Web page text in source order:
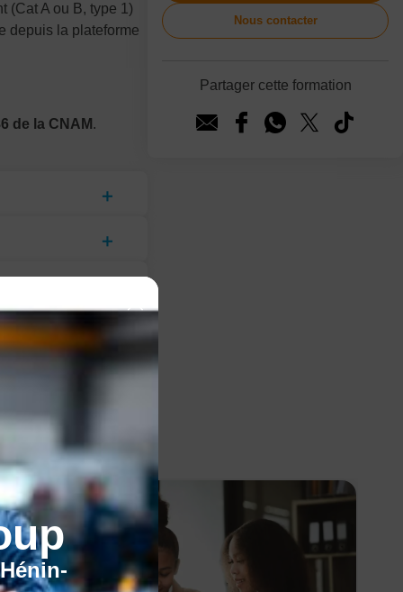
(Cat A ou B, type 1)
depuis la plateforme
de la CNAM .
Nous contacter
Partager cette formation